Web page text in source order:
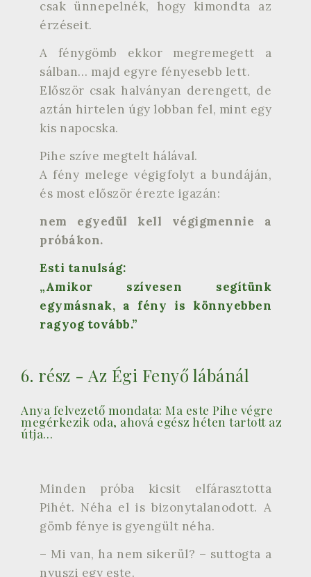
csak ünnepelnék, hogy kimondta az
érzéseit.
A fénygömb ekkor megremegett a
sálban… majd egyre fényesebb lett.
Először csak halványan derengett, de
aztán hirtelen úgy lobban fel, mint egy
kis napocska.
Pihe szíve megtelt hálával.
A fény melege végigfolyt a bundáján,
és most először érezte igazán:
nem egyedül kell végigmennie a
próbákon.
Esti tanulság:
„Amikor szívesen segítünk
egymásnak, a fény is könnyebben
ragyog tovább.”
6. rész - Az Égi Fenyő lábánál
Anya felvezető mondata: Ma este Pihe végre
megérkezik oda, ahová egész héten tartott az
útja…
Minden próba kicsit elfárasztotta
Pihét. Néha el is bizonytalanodott. A
gömb fénye is gyengült néha.
– Mi van, ha nem sikerül? – suttogta a
nyuszi egy este.